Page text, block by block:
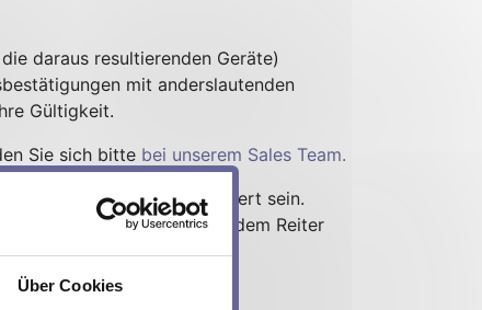
Über Cookies
daraus resultierenden Geräte)
mit anderslautenden
Gültigkeit.
Sie sich bitte bei unserem Sales Team.
FW v1.40 bereits installiert sein.
Service-Software unter dem Reiter